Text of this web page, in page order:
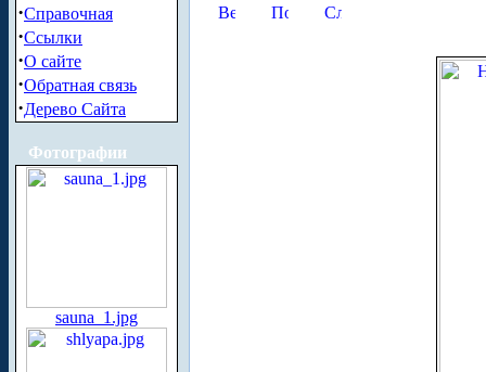
·Справочная
·Ссылки
·О сайте
·Обратная связь
·Дерево Сайта
Фотографии
sauna_1.jpg